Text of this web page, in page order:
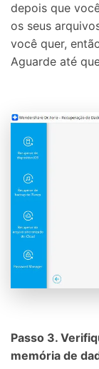
depois que
os seus
você quer,
Aguarde até
Passo 3.
memória de